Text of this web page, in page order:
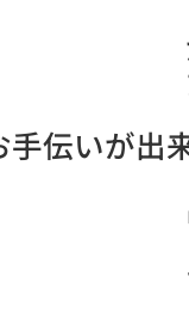
伝いが出